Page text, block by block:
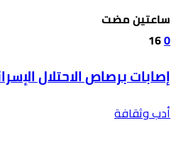
‫‫‫‏‫ساعتين مضت‬
0
16
إصابات برصاص الاحتلال
أدب وثقافة